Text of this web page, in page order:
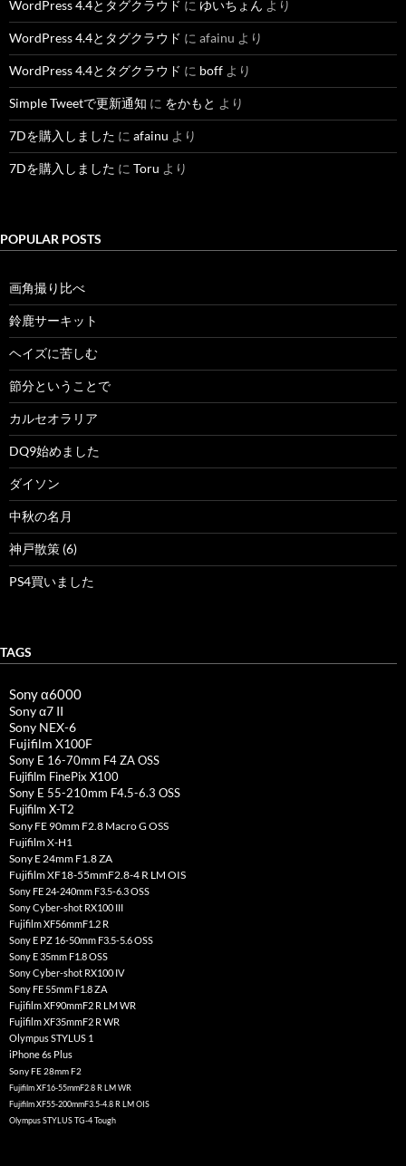
WordPress 4.4とタグクラウド に ゆいちょん より
WordPress 4.4とタグクラウド に afainu より
WordPress 4.4とタグクラウド に boff より
Simple Tweetで更新通知 に をかもと より
7Dを購入しました に afainu より
7Dを購入しました に Toru より
POPULAR POSTS
画角撮り比べ
鈴鹿サーキット
ヘイズに苦しむ
節分ということで
カルセオラリア
DQ9始めました
ダイソン
中秋の名月
神戸散策 (6)
PS4買いました
TAGS
Sony α6000
Sony α7 II
Sony NEX-6
Fujifilm X100F
Sony E 16-70mm F4 ZA OSS
Fujifilm FinePix X100
Sony E 55-210mm F4.5-6.3 OSS
Fujifilm X-T2
Sony FE 90mm F2.8 Macro G OSS
Fujifilm X-H1
Sony E 24mm F1.8 ZA
Fujifilm XF18-55mmF2.8-4 R LM OIS
Sony FE 24-240mm F3.5-6.3 OSS
Sony Cyber-shot RX100 III
Fujifilm XF56mmF1.2 R
Sony E PZ 16-50mm F3.5-5.6 OSS
Sony E 35mm F1.8 OSS
Sony Cyber-shot RX100 IV
Sony FE 55mm F1.8 ZA
Fujifilm XF90mmF2 R LM WR
Fujifilm XF35mmF2 R WR
Olympus STYLUS 1
iPhone 6s Plus
Sony FE 28mm F2
Fujifilm XF16-55mmF2.8 R LM WR
Fujifilm XF55-200mmF3.5-4.8 R LM OIS
Olympus STYLUS TG-4 Tough